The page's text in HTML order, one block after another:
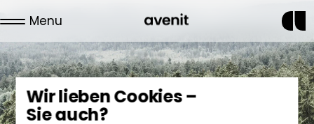
Wir lieben Cookies –
Sie auch?News
Menu